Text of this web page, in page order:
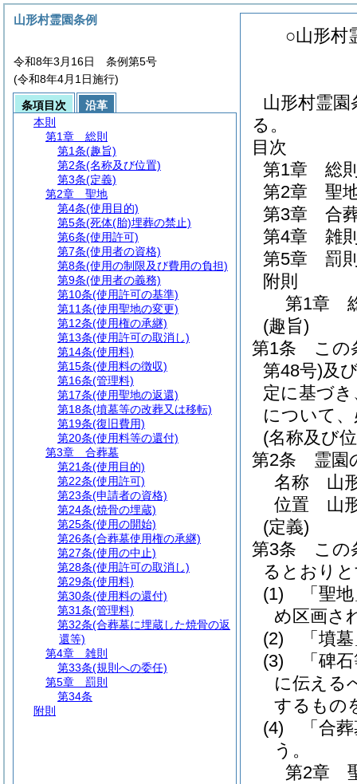
○山形村
山形村霊園
る。
目次
第1章
総
第2章
聖
第3章
合
第4章
雑
第5章
罰
附則
第1章
(趣旨)
第1条
この
第48号)及
定に基づ
について
(名称及び
第2条
霊園
名称 山
位置 山
(定義)
第3条
この
るとおり
(1)
「聖
め区画さ
(2)
「墳
(3)
「碑
に伝える
するもの
(4)
「合
う。
第2章
山形村霊園条例
令和8年3月16日 条例第5号
(令和8年4月1日施行)
条項目次
沿革
本則
第1章
総則
第1条(趣旨)
第2条(名称及び位置)
第3条(定義)
第2章
聖地
第4条(使用目的)
第5条(死体(胎)埋葬の禁止)
第6条(使用許可)
第7条(使用者の資格)
第8条(使用の制限及び費用の負担)
第9条(使用者の義務)
第10条(使用許可の基準)
第11条(使用聖地の変更)
第12条(使用権の承継)
第13条(使用許可の取消し)
第14条(使用料)
第15条(使用料の徴収)
第16条(管理料)
第17条(使用聖地の返還)
第18条(墳墓等の改葬又は移転)
第19条(復旧費用)
第20条(使用料等の還付)
第3章
合葬墓
第21条(使用目的)
第22条(使用許可)
第23条(申請者の資格)
第24条(焼骨の埋蔵)
第25条(使用の開始)
第26条(合葬墓使用権の承継)
第27条(使用の中止)
第28条(使用許可の取消し)
第29条(使用料)
第30条(使用料の還付)
第31条(管理料)
第32条(合葬墓に埋蔵した焼骨の返
還等)
第4章
雑則
第33条(規則への委任)
第5章
罰則
第34条
附則